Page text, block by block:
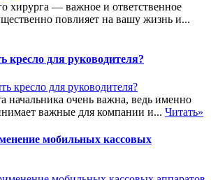
хирурга — важное и ответственное
повлияет на вашу жизнь и...
для руководителя?
начальника очень важна, ведь именно
важные для компании и... Читать»
мобильных кассовых